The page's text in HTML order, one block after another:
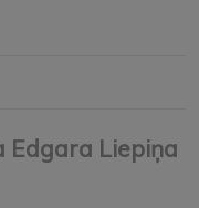
Edgara Liepiņa